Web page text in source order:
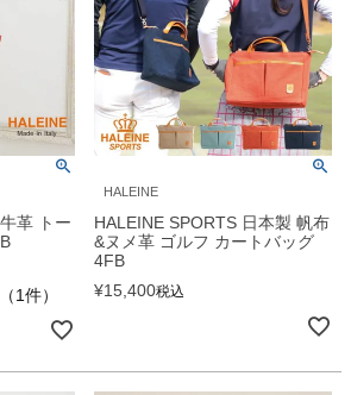
革 トー
（1件）
HALEINE
HALEINE SPORTS 日本製 帆布
&ヌメ革 ゴルフ カートバッグ
4FB
¥15,400税込